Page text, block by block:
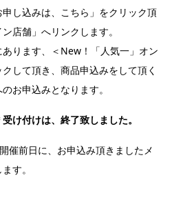
し込みは、こちら」をクリック頂
店舗」へリンクします。
ります、＜New！「人気一」オン
して頂き、商品申込みをして頂く
お申込みとなります。
受け付けは、終了致しました。
催前日に、お申込み頂きましたメ
す。